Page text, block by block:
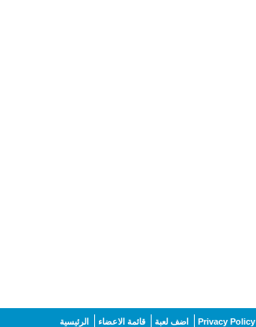
الرئيسية قائمة الاعضاء اضف لعبة Privacy Policy